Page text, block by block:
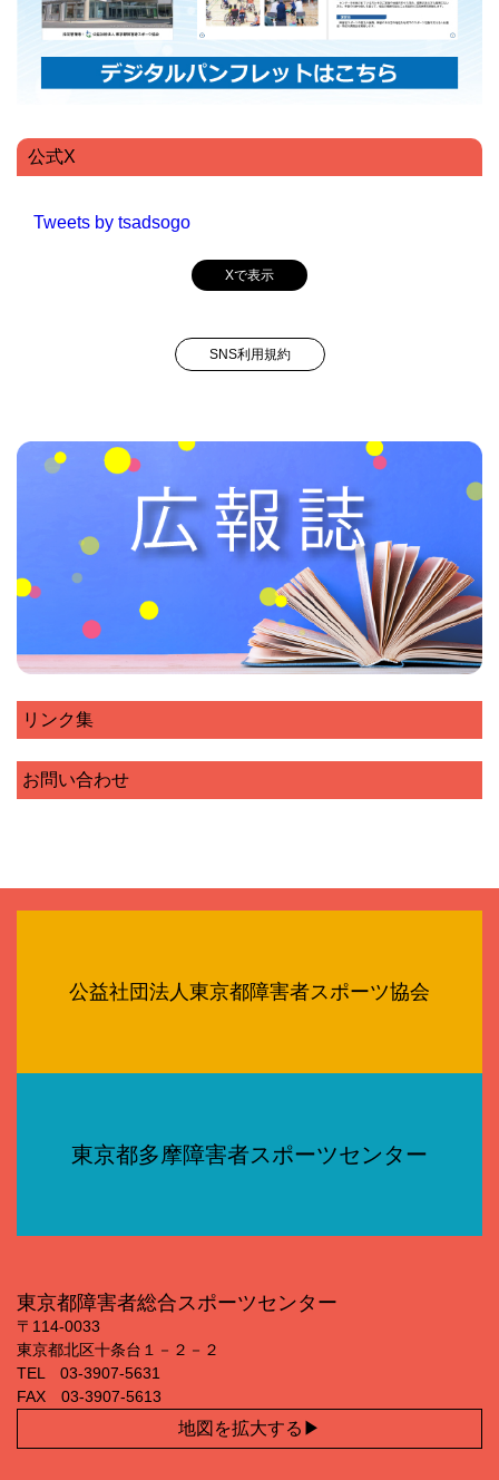
公式X
Tweets by tsadsogo
Xで表示
SNS利用規約
リンク集
お問い合わせ
公益社団法人東京都障害者スポーツ協会
東京都多摩障害者スポーツセンター
東京都障害者総合スポーツセンター
〒114‐0033
東京都北区十条台１－２－２
TEL 03‐3907‐5631
FAX 03‐3907‐5613
地図を拡大する